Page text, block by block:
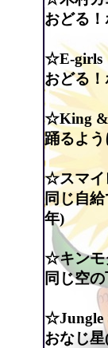
おどる
☆E-girls
おどる
☆King &
踊るよ
☆スマイ
同じ自
年)
☆キンモ
同じ空
☆Jungle
おなじ